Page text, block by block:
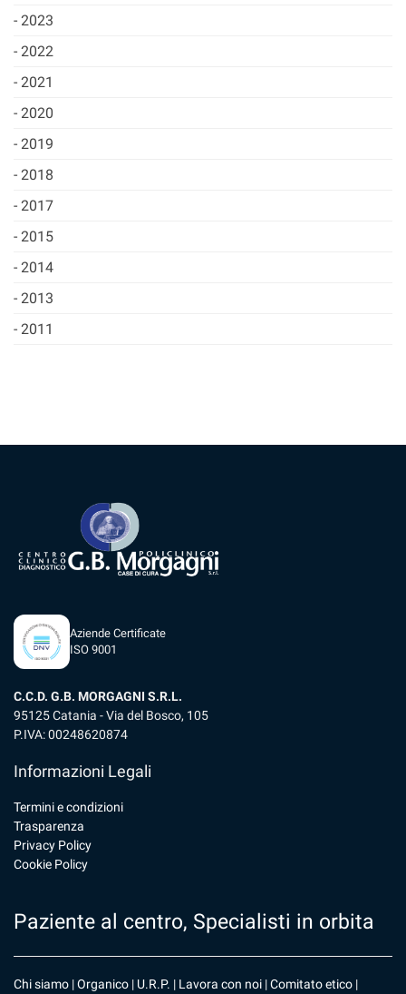
2023
2022
2021
2020
2019
2018
2017
2015
2014
2013
2011
Aziende Certificate
ISO 9001
C.C.D. G.B. MORGAGNI S.R.L.
95125 Catania - Via del Bosco, 105
P.IVA: 00248620874
Informazioni Legali
Termini e condizioni
Trasparenza
Privacy Policy
Cookie Policy
Paziente al centro, Specialisti in orbita
Chi siamo |Organico | U.R.P. | Lavora con noi |Comitato etico |